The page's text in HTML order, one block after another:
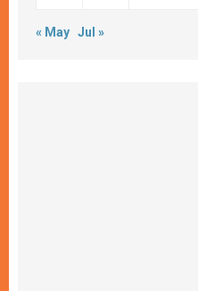
« May Jul »